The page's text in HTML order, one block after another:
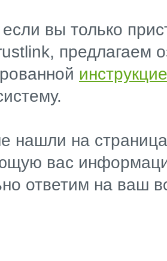
вы только
предлагаем
нашли на
вас
ответим на ваш